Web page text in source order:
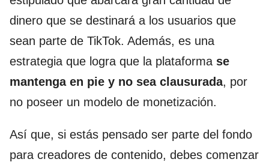
dinero que se destinará a los usuarios que
sean parte de TikTok. Además, es una
estrategia que logra que la plataforma se
mantenga en pie y no sea clausurada, por
no poseer un modelo de monetización.
Así que, si estás pensado ser parte del fondo
para creadores de contenido, debes comenzar